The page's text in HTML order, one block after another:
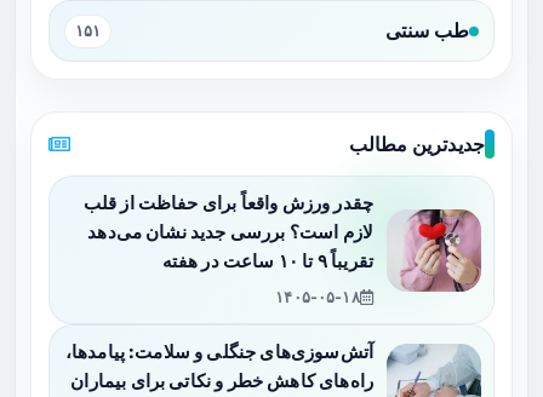
طب سنتی ۱۵۱
جدیدترین مطالب
چقدر ورزش واقعاً برای حفاظت از قلب
لازم است؟ بررسی جدید نشان می‌دهد
تقریباً ۹ تا ۱۰ ساعت در هفته
۱۴۰۵-۰۵-۱۸
آتش‌سوزی‌های جنگلی و سلامت: پیامدها،
راه‌های کاهش خطر و نکاتی برای بیماران